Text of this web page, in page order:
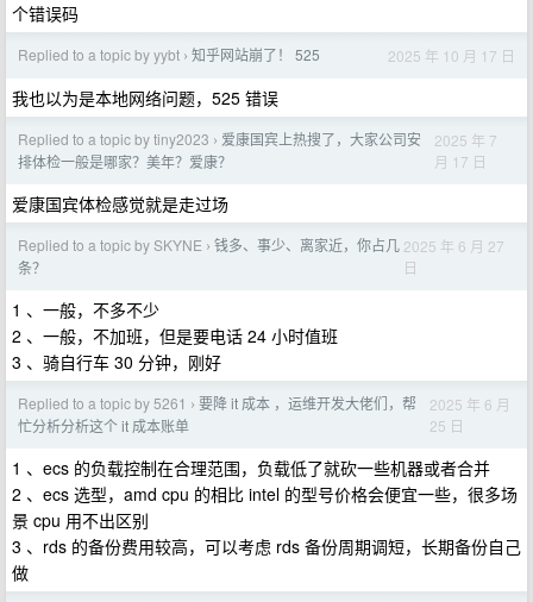
个错误码
Replied to a topic by yybt › 知乎网站崩了！ 525 2025 年 10 月 17 日
我也以为是本地网络问题，525 错误
Replied to a topic by tiny2023 › 爱康国宾上热搜了，大家公司安
排体检一般是哪家？美年？爱康？
2025 年 7
月 17 日
爱康国宾体检感觉就是走过场
Replied to a topic by SKYNE › 钱多、事少、离家近，你占几
条？
2025 年 6 月 27
日
1 、一般，不多不少
2 、一般，不加班，但是要电话 24 小时值班
3 、骑自行车 30 分钟，刚好
Replied to a topic by 5261 › 要降 it 成本 ，运维开发大佬们，帮
忙分析分析这个 it 成本账单
2025 年 6 月
25 日
1 、ecs 的负载控制在合理范围，负载低了就砍一些机器或者合并
2 、ecs 选型，amd cpu 的相比 intel 的型号价格会便宜一些，很多场
景 cpu 用不出区别
3 、rds 的备份费用较高，可以考虑 rds 备份周期调短，长期备份自己
做